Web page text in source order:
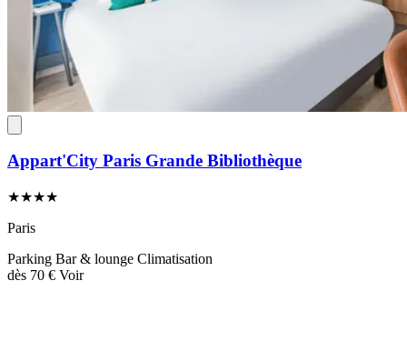
Appart'City Paris Grande Bibliothèque
★★★★
Paris
Parking Bar & lounge Climatisation
dès 70 € Voir